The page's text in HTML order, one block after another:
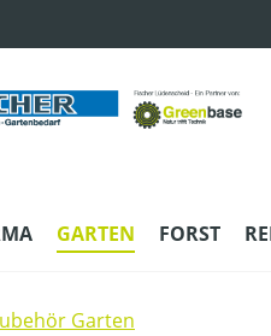
GARTEN FORST
Garten